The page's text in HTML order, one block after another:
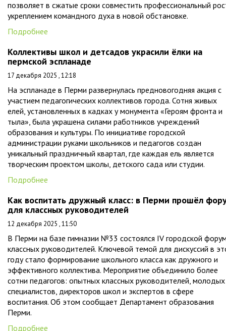
позволяет в сжатые сроки совместить профессиональный
укреплением командного духа в новой обстановке.
Подробнее
Коллективы школ и детсадов украсили ёлки на
пермской эспланаде
17 декабря 2025 , 12:18
На эспланаде в Перми развернулась предновогодняя акция с
участием педагогических коллективов города. Сотня живых
елей, установленных в кадках у монумента «Героям фронта и
тыла», была украшена силами работников учреждений
образования и культуры. По инициативе городской
администрации руками школьников и педагогов создан
уникальный праздничный квартал, где каждая ель является
творческим проектом школы, детского сада или студии.
Подробнее
Как воспитать дружный класс: в Перми прошёл
для классных руководителей
12 декабря 2025 , 11:50
В Перми на базе гимназии №33 состоялся IV городской
классных руководителей. Ключевой темой для дискуссий в
году стало формирование школьного класса как дружного и
эффективного коллектива. Мероприятие объединило более
сотни педагогов: опытных классных руководителей, молодых
специалистов, директоров школ и экспертов в сфере
воспитания. Об этом сообщает Департамент образования
Перми.
Подробнее